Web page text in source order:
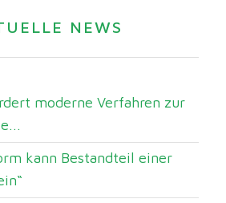
NEWS
moderne Verfahren zur
kann Bestandteil einer